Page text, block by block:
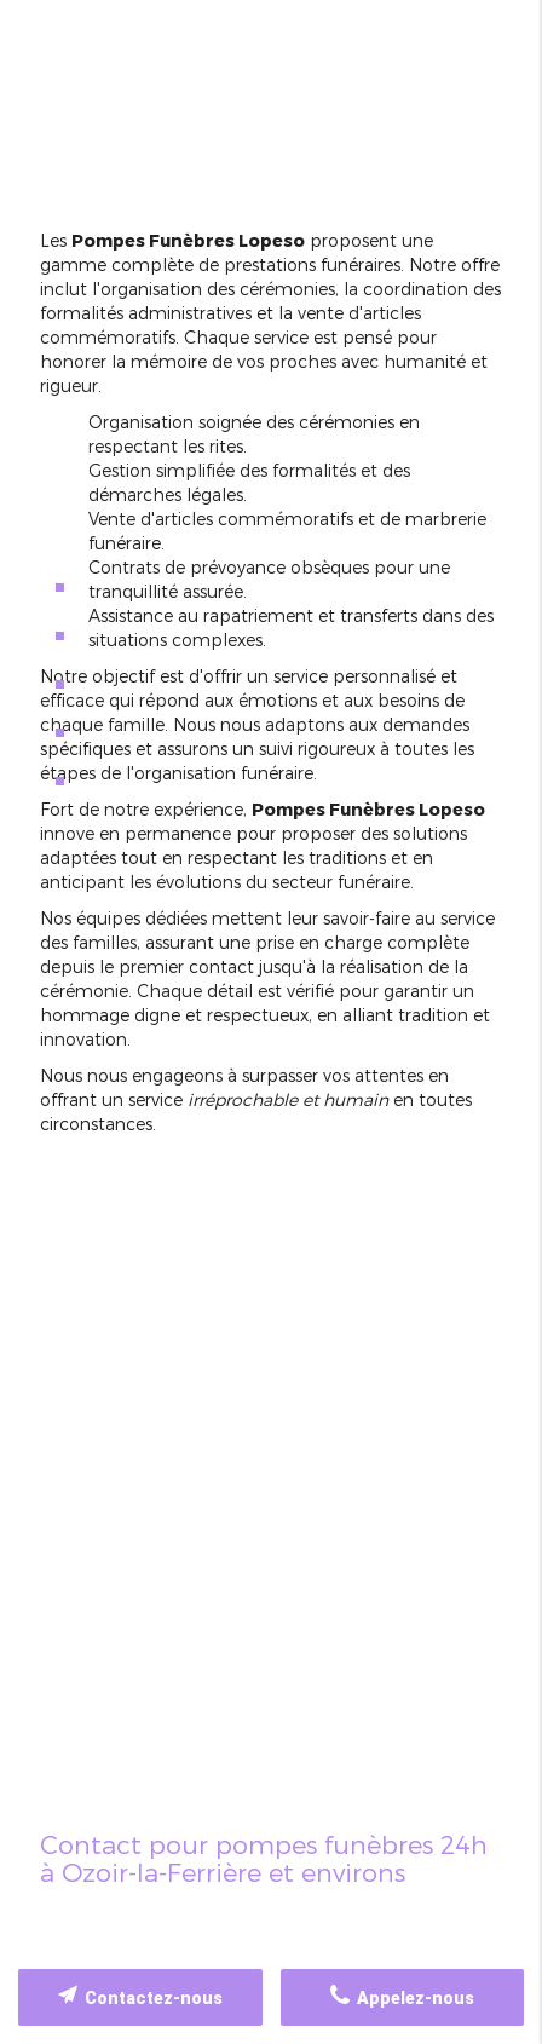
Les Pompes Funèbres Lopesoproposent une
gamme complète de prestations funéraires. Notre offre
inclut l'organisation des cérémonies, la coordination des
formalités administratives et la vente d'articles
commémoratifs. Chaque service est pensé pour
honorer la mémoire de vos proches avec humanité et
rigueur.
Organisation soignée des cérémonies en
respectant les rites.
Gestion simplifiée des formalités et des
démarches légales.
Vente d'articles commémoratifs et de marbrerie
funéraire.
Contrats de prévoyance obsèques pour une
tranquillité assurée.
Assistance au rapatriement et transferts dans des
situations complexes.
Notre objectif est d'offrir un service personnalisé et
efficace qui répond aux émotions et aux besoins de
chaque famille. Nous nous adaptons aux demandes
spécifiques et assurons un suivi rigoureux à toutes les
étapes de l'organisation funéraire.
Fort de notre expérience, Pompes Funèbres Lopeso
innove en permanence pour proposer des solutions
adaptées tout en respectant les traditions et en
anticipant les évolutions du secteur funéraire.
Nos équipes dédiées mettent leur savoir-faire au service
des familles, assurant une prise en charge complète
depuis le premier contact jusqu'à la réalisation de la
cérémonie. Chaque détail est vérifié pour garantir un
hommage digne et respectueux, en alliant tradition et
innovation.
Nous nous engageons à surpasser vos attentes en
offrant un service irréprochable et humainen toutes
circonstances.
Contact pour pompes funèbres 24h
à Ozoir-la-Ferrière et environs
Appelez-nous
Contactez-nous